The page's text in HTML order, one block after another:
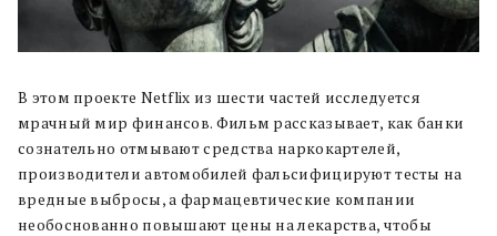
В этом проекте Netflix из шести частей исследуется
мрачный мир финансов. Фильм рассказывает, как банки
сознательно отмывают средства наркокартелей,
производители автомобилей фальсифицируют тесты на
вредные выбросы, а фармацевтические компании
необоснованно повышают цены на лекарства, чтобы